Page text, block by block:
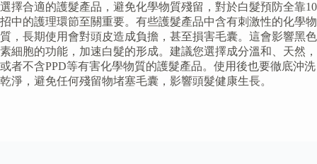
選擇合適的護髮產品，避免化學物質殘留，對於白髮預防全靠10
招中的護理環節至關重要。有些護髮產品中含有刺激性的化學物
質，長期使用會對頭皮造成負擔，甚至損害毛囊。這會影響黑色
素細胞的功能，加速白髮的形成。建議您選擇成分溫和、天然，
或者不含PPD等有害化學物質的護髮產品。使用後也要徹底沖洗
乾淨，避免任何殘留物堵塞毛囊，影響頭髮健康生長。